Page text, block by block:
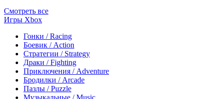
Смотреть все
Игры Xbox
Гонки / Racing
Боевик / Action
Стратегии / Strategy
Драки / Fighting
Приключения / Adventure
Бродилки / Arcade
Пазлы / Puzzle
Музыкальные / Music